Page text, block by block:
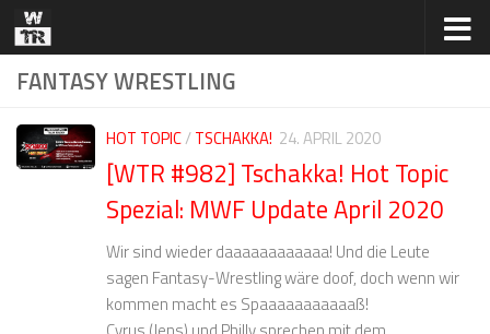
Zum Inhalt springen
FANTASY WRESTLING
HOT TOPIC/TSCHAKKA! 24. APRIL 2020
[WTR #982] Tschakka! Hot Topic
Spezial: MWF Update April 2020
Wir sind wieder daaaaaaaaaaaa! Und die Leute
sagen Fantasy-Wrestling wäre doof, doch wenn wir
kommen macht es Spaaaaaaaaaaaß!